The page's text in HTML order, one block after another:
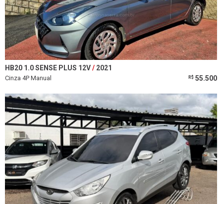
HB20 1.0 SENSE PLUS 12V 2021
Cinza 4P Manual R$ 55.500